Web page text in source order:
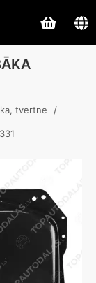
tvertne /